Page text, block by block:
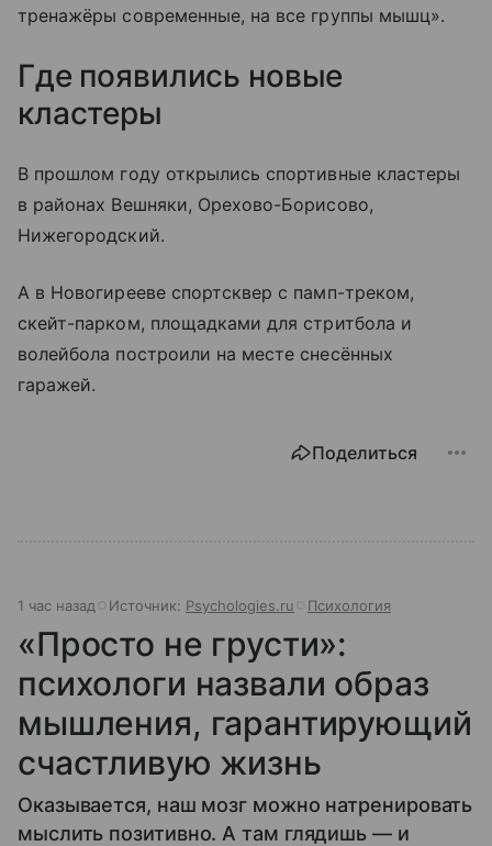
тренажёры современные, на все группы мышц».
Где появились новые
кластеры
В прошлом году открылись спортивные кластеры
в районах Вешняки, Орехово-Борисово,
Нижегородский.
А в Новогирееве спортсквер с памп-треком,
скейт-парком, площадками для стритбола и
волейбола построили на месте снесённых
гаражей.
Поделиться
1 час назад Источник: Psychologies.ru Психология
«Просто не грусти»:
психологи назвали образ
мышления, гарантирующий
счастливую жизнь
Оказывается, наш мозг можно натренировать
мыслить позитивно. А там глядишь — и